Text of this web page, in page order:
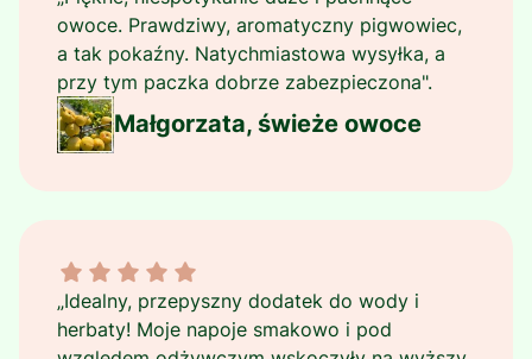
owoce. Prawdziwy, aromatyczny pigwowiec,
a tak pokaźny. Natychmiastowa wysyłka, a
przy tym paczka dobrze zabezpieczona".
Małgorzata, świeże owoce
Katarzyna, pigwowiec japoński w syropie dał
„Idealny, przepyszny dodatek do wody i
herbaty! Moje napoje smakowo i pod